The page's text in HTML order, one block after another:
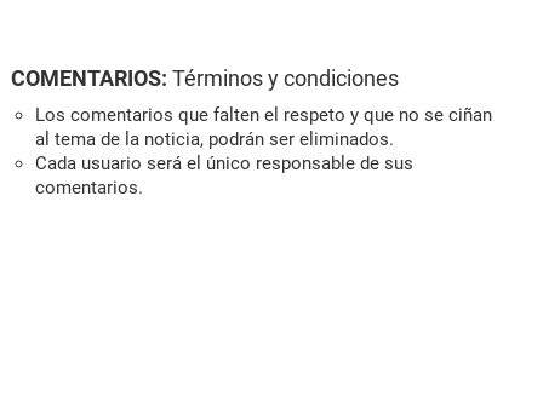
COMENTARIOS: Términos y condiciones
Los comentarios que falten el respeto y que no se ciñan
al tema de la noticia, podrán ser eliminados.
Cada usuario será el único responsable de sus
comentarios.